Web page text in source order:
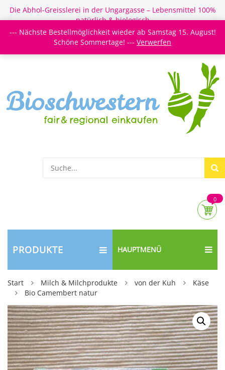
Die Abhol-Greisslerei in der Ungargasse – Lebensmittel 100%
natürlich & biologisch
Login/Register Newsletter Meine Merkzettel
0
PRODUKTE HAUPTMENÜ
Start Milch & Milchprodukte von der Kuh
Käse
Bio Camembert natur
--- Nächste Bestellmöglichkeit wieder ab Samstag 15. August!
Schöne Sommertage! --- Verwerfen